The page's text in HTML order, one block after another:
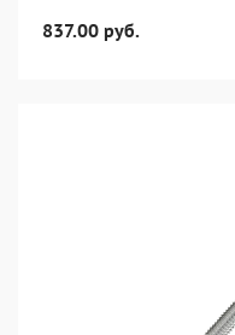
837.00 руб.